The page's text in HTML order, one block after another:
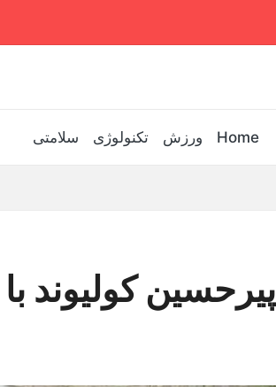
Home ورزش تکنولوژی سلامتی
پیرحسین کولیوند